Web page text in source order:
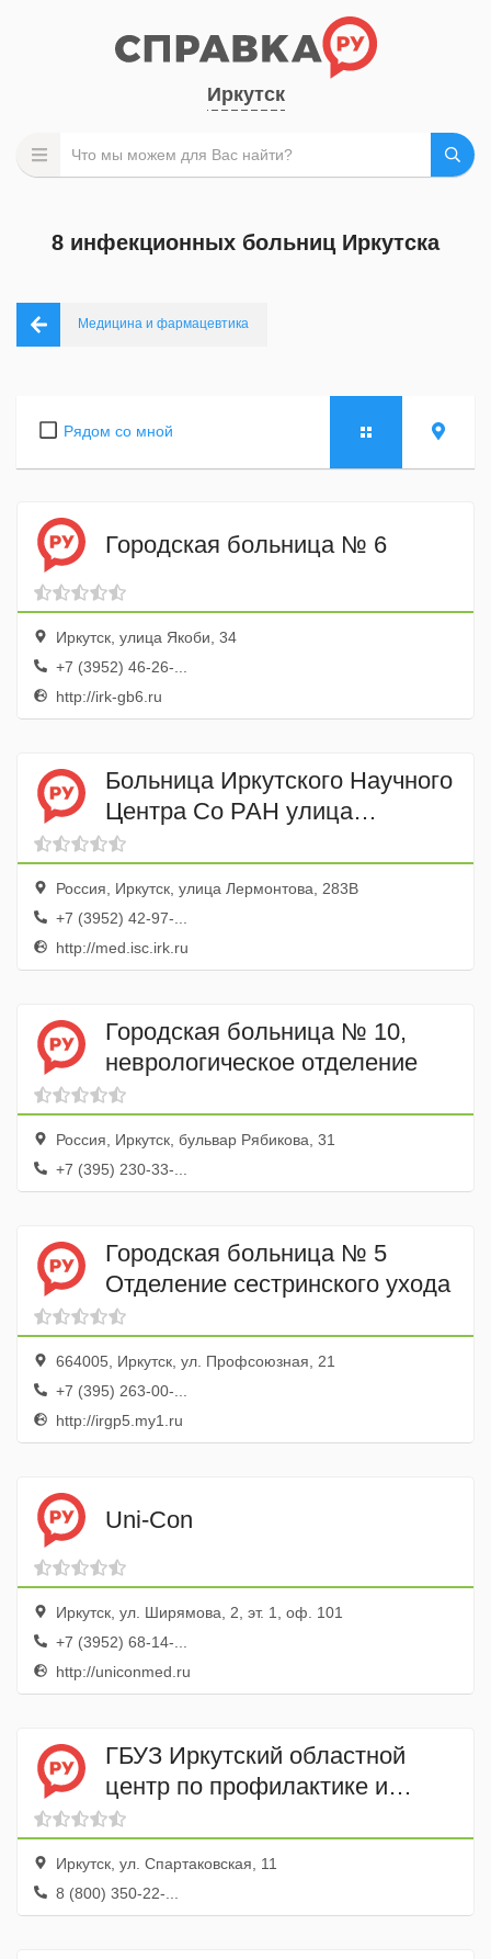
Иркутск
8 инфекционных больниц Иркутска
Медицина и фармацевтика
Рядом со мной
Городская больница № 6
Иркутск, улица Якоби, 34
+7 (3952) 46-26-...
http://irk-gb6.ru
Больница Иркутского Научного
Центра Со РАН улица
Лермонтова, 283в, Иркутск
Россия, Иркутск, улица Лермонтова, 283В
+7 (3952) 42-97-...
http://med.isc.irk.ru
Городская больница № 10,
неврологическое отделение
Россия, Иркутск, бульвар Рябикова, 31
+7 (395) 230-33-...
Городская больница № 5
Отделение сестринского ухода
664005, Иркутск, ул. Профсоюзная, 21
+7 (395) 263-00-...
http://irgp5.my1.ru
Uni-Con
Иркутск, ул. Ширямова, 2, эт. 1, оф. 101
+7 (3952) 68-14-...
http://uniconmed.ru
ГБУЗ Иркутский областной
центр по профилактике и
борьбе со СПИДом и
инфекционными заболеваниям
Иркутск, ул. Спартаковская, 11
8 (800) 350-22-...